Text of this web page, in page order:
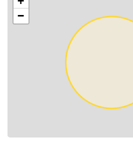
−